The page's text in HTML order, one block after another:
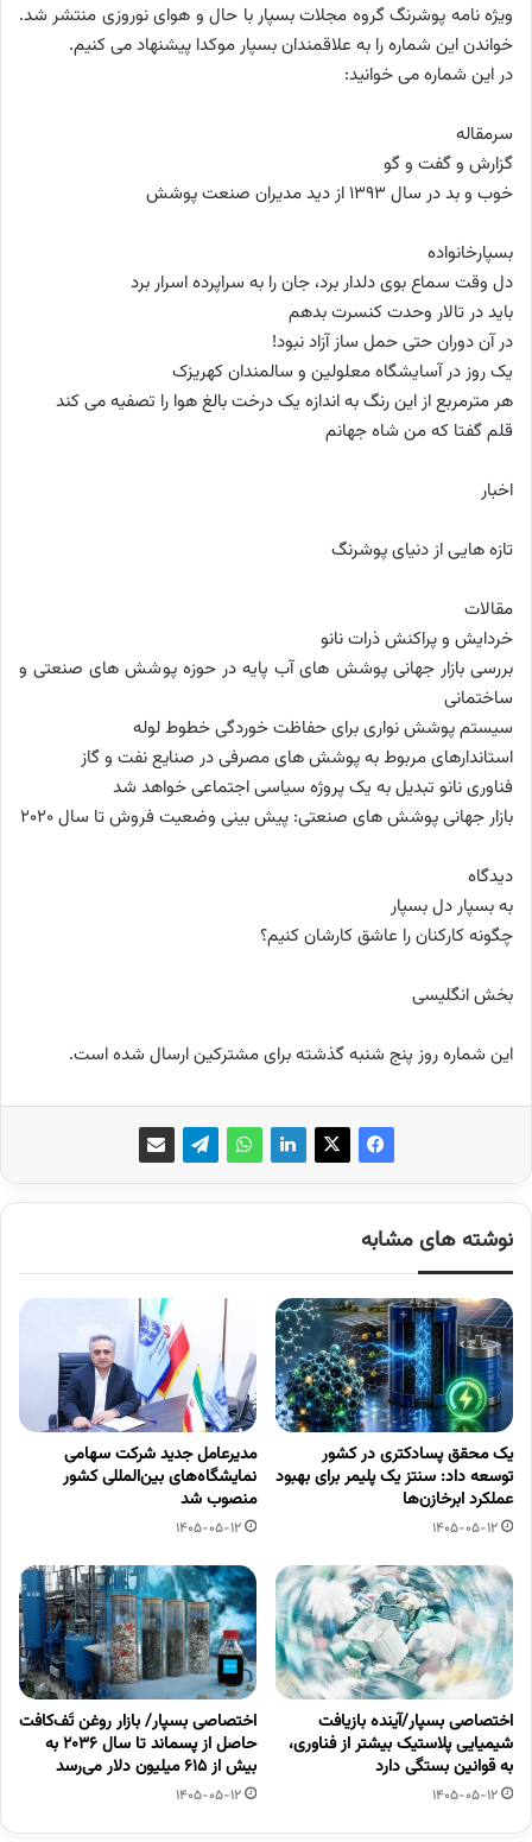
ویژه نامه پوشرنگ گروه مجلات بسپار با حال و هوای نوروزی منتشر شد.
خواندن این شماره را به علاقمندان بسپار موکدا پیشنهاد می کنیم.
در این شماره می خوانید:
سرمقاله
گزارش و گفت و گو
خوب و بد در سال 1393 از دید مدیران صنعت پوشش
بسپارخانواده
دل وقت سماع بوی دلدار برد، جان را به سراپرده اسرار برد
باید در تالار وحدت کنسرت بدهم
در آن دوران حتی حمل ساز آزاد نبود!
یک روز در آسایشگاه معلولین و سالمندان کهریزک
هر مترمربع از این رنگ به اندازه یک درخت بالغ هوا را تصفیه می کند
قلم گفتا که من شاه جهانم
اخبار
تازه هایی از دنیای پوشرنگ
مقالات
خردایش و پراکنش ذرات نانو
بررسی بازار جهانی پوشش های آب پایه در حوزه پوشش های صنعتی و
ساختمانی
سیستم پوشش نواری برای حفاظت خوردگی خطوط لوله
استاندارهای مربوط به پوشش های مصرفی در صنایع نفت و گاز
فناوری نانو تبدیل به یک پروژه سیاسی اجتماعی خواهد شد
بازار جهانی پوشش های صنعتی: پیش بینی وضعیت فروش تا سال 2020
دیدگاه
به بسپار دل بسپار
چگونه کارکنان را عاشق کارشان کنیم؟
بخش انگلیسی
این شماره روز پنج شنبه گذشته برای مشترکین ارسال شده است.
نوشته های مشابه
یک محقق پسادکتری در کشور
توسعه داد: سنتز یک پلیمر برای بهبود
عملکرد ابرخازن‌ها
1405-05-12
مدیرعامل جدید شرکت سهامی
نمایشگاه‌های بین‌المللی کشور
منصوب شد
1405-05-12
اختصاصی بسپار/آینده بازیافت
شیمیایی پلاستیک بیشتر از فناوری،
به قوانین بستگی دارد
1405-05-12
اختصاصی بسپار/ بازار روغن تَف‌کافت
حاصل از پسماند تا سال ۲۰۳۶ به
بیش از ۶۱۵ میلیون دلار می‌رسد
1405-05-12